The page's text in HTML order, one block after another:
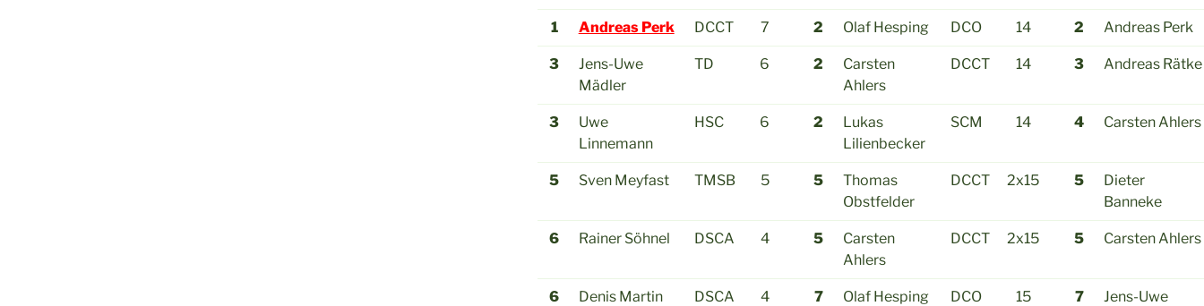
1 Andreas Perk DCCT 7 2 Olaf Hesping DCO 14 2 Andreas Perk
3
Jens-Uwe
Mädler
TD 6 2
Carsten
Ahlers
DCCT 14 3 Andreas Rätke
3
Uwe
Linnemann
HSC 6 2
Lukas
Lilienbecker
SCM 14 4 Carsten Ahlers
5 Sven Meyfast TMSB 5 5
Thomas
Obstfelder
DCCT 2x15 5
Dieter
Banneke
6 Rainer Söhnel DSCA 4 5
Carsten
Ahlers
DCCT 2x15 5 Carsten Ahlers
6 Denis Martin DSCA 4 7 Olaf Hesping DCO 15 7
Jens-Uwe